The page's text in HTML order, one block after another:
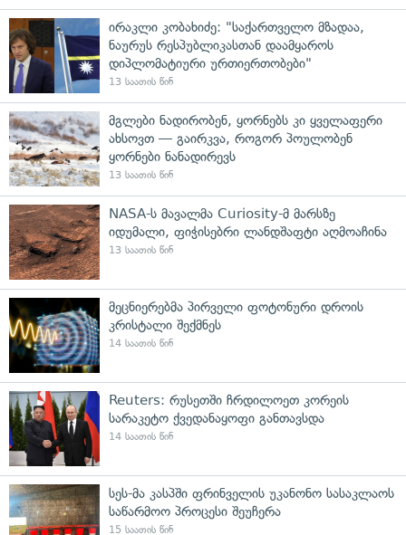
ირაკლი კობახიძე: "საქართველო მზადაა,
ნაურუს რესპუბლიკასთან დაამყაროს
დიპლომატიური ურთიერთობები"
13 საათის წინ
მგლები ნადირობენ, ყორნებს კი ყველაფერი
ახსოვთ — გაირკვა, როგორ პოულობენ
ყორნები ნანადირევს
13 საათის წინ
NASA-ს მავალმა Curiosity-მ მარსზე
იდუმალი, ფიჭისებრი ლანდშაფტი აღმოაჩინა
13 საათის წინ
მეცნიერებმა პირველი ფოტონური დროის
კრისტალი შექმნეს
14 საათის წინ
Reuters: რუსეთში ჩრდილოეთ კორეის
სარაკეტო ქვედანაყოფი განთავსდა
14 საათის წინ
სეს-მა კასპში ფრინველის უკანონო სასაკლაოს
საწარმოო პროცესი შეუჩერა
15 საათის წინ